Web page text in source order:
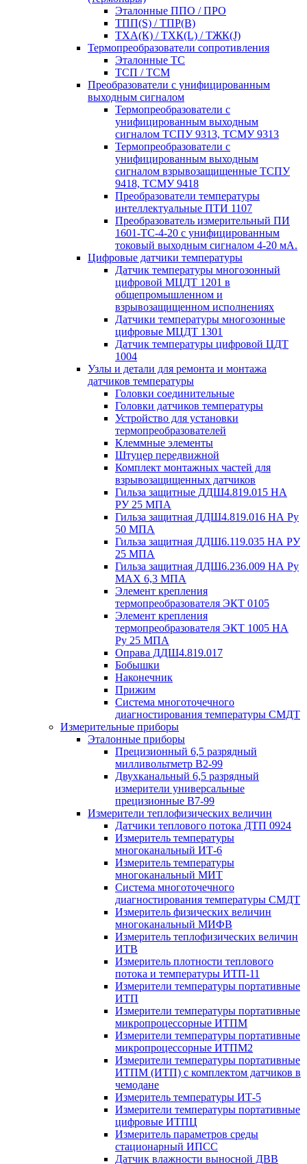
Эталонные ППО / ПРО
ТПП(S) / ТПР(В)
ТХА(К) / ТХК(L) / ТЖК(J)
Термопреобразователи сопротивления
Эталонные ТС
ТСП / ТСМ
Преобразователи с унифицированным
выходным сигналом
Термопреобразователи с
унифицированным выходным
сигналом ТСПУ 9313, ТСМУ 9313
Термопреобразователи с
унифицированным выходным
сигналом взрывозащищенные ТСПУ
9418, ТСМУ 9418
Преобразователи температуры
интеллектуальные ПТИ 1107
Преобразователь измерительный ПИ
1601-ТС-4-20 с унифицированным
токовый выходным сигналом 4-20 мА.
Цифровые датчики температуры
Датчик температуры многозонный
цифровой МЦДТ 1201 в
общепромышленном и
взрывозащищенном исполнениях
Датчики температуры многозонные
цифровые МЦДТ 1301
Датчик температуры цифровой ЦДТ
1004
Узлы и детали для ремонта и монтажа
датчиков температуры
Головки соединительные
Головки датчиков температуры
Устройство для установки
термопреобразователей
Клеммные элементы
Штуцер передвижной
Комплект монтажных частей для
взрывозащищенных датчиков
Гильза защитные ДДШ4.819.015 НА
РУ 25 МПА
Гильза защитная ДДШ4.819.016 НА Ру
50 МПА
Гильза защитная ДДШ6.119.035 НА РУ
25 МПА
Гильза защитная ДДШ6.236.009 НА Ру
MAX 6,3 МПА
Элемент крепления
термопреобразователя ЭКТ 0105
Элемент крепления
термопреобразователя ЭКТ 1005 НА
Ру 25 МПА
Оправа ДДШ4.819.017
Бобышки
Наконечник
Прижим
Система многоточечного
диагностирования температуры СМДТ
Измерительные приборы
Эталонные приборы
Прецизионный 6,5 разрядный
милливольтметр В2-99
Двухканальный 6,5 разрядный
измерители универсальные
прецизионные В7-99
Измерители теплофизических величин
Датчики теплового потока ДТП 0924
Измеритель температуры
многоканальный ИТ-6
Измеритель температуры
многоканальный МИТ
Система многоточечного
диагностирования температуры СМДТ
Измеритель физических величин
многоканальный МИФВ
Измеритель теплофизических величин
ИТВ
Измеритель плотности теплового
потока и температуры ИТП-11
Измерители температуры портативные
ИТП
Измерители температуры портативные
микропроцессорные ИТПМ
Измерители температуры портативные
микропроцессорные ИТПМ2
Измерители температуры портативные
ИТПМ (ИТП) с комплектом датчиков в
чемодане
Измеритель температуры ИТ-5
Измерители температуры портативные
цифровые ИТПЦ
Измеритель параметров среды
стационарный ИПСС
Датчик влажности выносной ДВВ